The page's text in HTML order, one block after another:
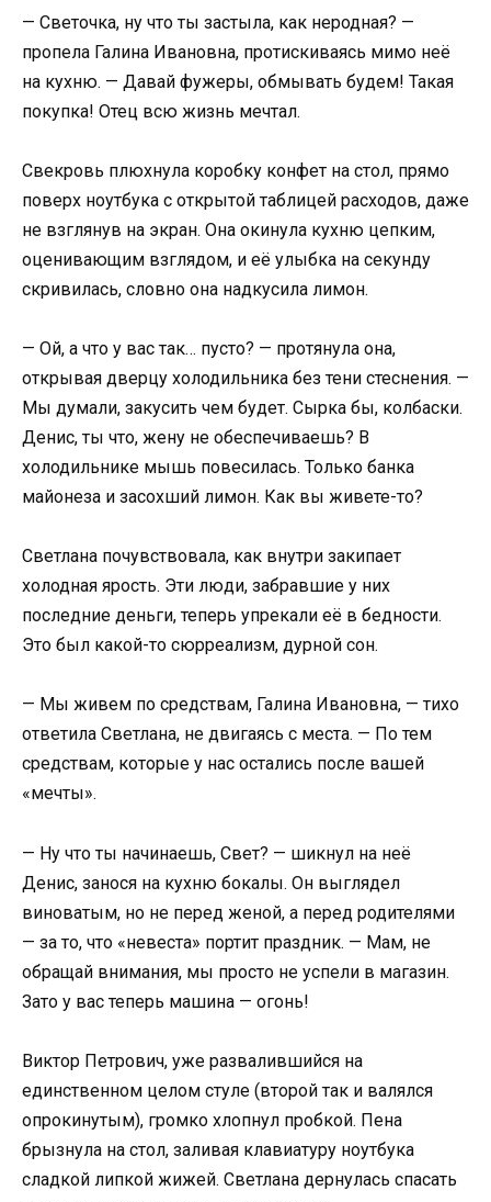
— Светочка, ну что ты застыла, как неродная? —
пропела Галина Ивановна, протискиваясь мимо неё
на кухню. — Давай фужеры, обмывать будем! Такая
покупка! Отец всю жизнь мечтал.
Свекровь плюхнула коробку конфет на стол, прямо
поверх ноутбука с открытой таблицей расходов, даже
не взглянув на экран. Она окинула кухню цепким,
оценивающим взглядом, и её улыбка на секунду
скривилась, словно она надкусила лимон.
— Ой, а что у вас так… пусто? — протянула она,
открывая дверцу холодильника без тени стеснения. —
Мы думали, закусить чем будет. Сырка бы, колбаски.
Денис, ты что, жену не обеспечиваешь? В
холодильнике мышь повесилась. Только банка
майонеза и засохший лимон. Как вы живете-то?
Светлана почувствовала, как внутри закипает
холодная ярость. Эти люди, забравшие у них
последние деньги, теперь упрекали её в бедности.
Это был какой-то сюрреализм, дурной сон.
— Мы живем по средствам, Галина Ивановна, — тихо
ответила Светлана, не двигаясь с места. — По тем
средствам, которые у нас остались после вашей
«мечты».
— Ну что ты начинаешь, Свет? — шикнул на неё
Денис, занося на кухню бокалы. Он выглядел
виноватым, но не перед женой, а перед родителями
— за то, что «невеста» портит праздник. — Мам, не
обращай внимания, мы просто не успели в магазин.
Зато у вас теперь машина — огонь!
Виктор Петрович, уже развалившийся на
единственном целом стуле (второй так и валялся
опрокинутым), громко хлопнул пробкой. Пена
брызнула на стол, заливая клавиатуру ноутбука
сладкой липкой жижей. Светлана дернулась спасать